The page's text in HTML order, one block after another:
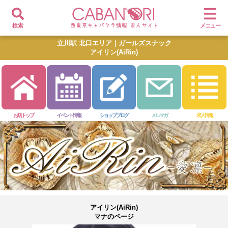
検索 メニュー
立川駅 北口エリア｜ガールズスナック
アイリン(AiRin)
お店トップ イベント情報 ショップブログ メルマガ 求人情報
アイリン(AiRin)
マナのページ